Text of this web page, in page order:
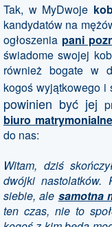
Tak, w MyDwoje
kandydatów na
ogłoszenia pani
świadome swojej
również bogate w
kogoś wyjątkowego i
powinien być jej
biuro matrymonialne
do nas:
Witam, dziś
dwójki nastolatków.
siebie, ale samotna
ten czas, nie to